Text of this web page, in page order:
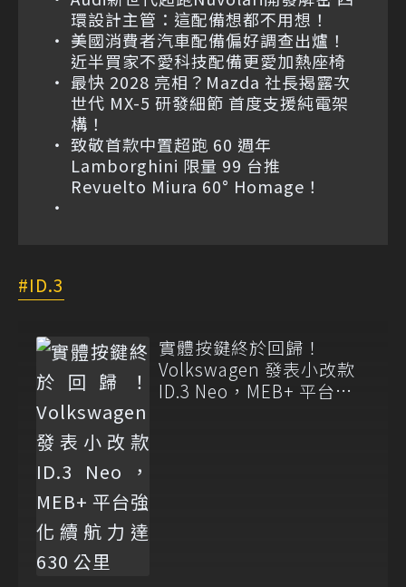
環設計主管：這配備想都不用想！
美國消費者汽車配備偏好調查出爐！
近半買家不愛科技配備更愛加熱座椅
最快 2028 亮相？Mazda 社長揭露次
世代 MX-5 研發細節 首度支援純電架
構！
致敬首款中置超跑 60 週年
Lamborghini 限量 99 台推
Revuelto Miura 60° Homage！
ID.3
實體按鍵終於回歸！
Volkswagen 發表小改款
ID.3 Neo，MEB+ 平台強